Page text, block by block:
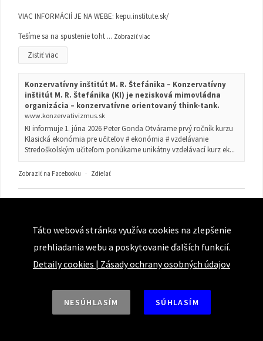
VIAC INFORMÁCIÍ JE NA WEBE: kepu.institute.sk/
Tešíme sa na spustenie toht ... Zobraziť viac
Zistiť viac
Konzervatívny inštitút M. R. Štefánika – Konzervatívny
inštitút M. R. Štefánika (KI) je nezisková mimovládna
organizácia – konzervatívne orientovaný think-tank.
www.konzervativizmus.sk
KI informuje 1. júna 2026 Peter Gonda Otvárame prvý ročník kurzu
Klasická ekonómia pre učiteľov # ekonómia # vzdelávanie
Stredoškolským učiteľom ponúkame unikátny vzdelávací kurz ek...
Zobraziť na Facebooku · Zdieľať
Táto webová stránka využíva cookies na zlepšenie
prehliadania webu a poskytovanie ďalších funkcií.
Detaily cookies | Zásady ochrany osobných údajov
NESÚHLASÍM SÚHLASÍM